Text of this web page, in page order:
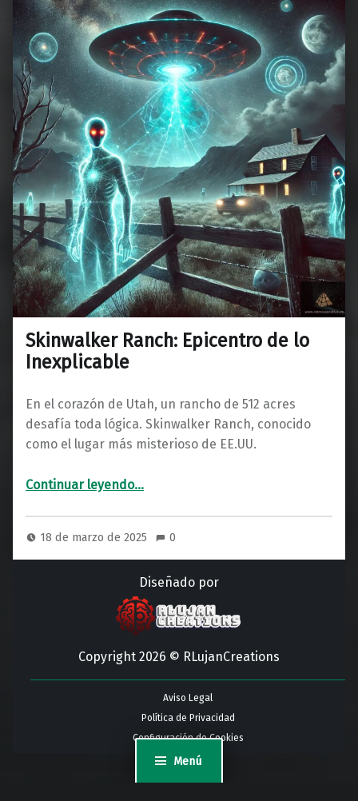
Menú
Skinwalker Ranch: Epicentro de lo
Inexplicable
En el corazón de Utah, un rancho de 512 acres
desafía toda lógica. Skinwalker Ranch, conocido
como el lugar más misterioso de EE.UU.
Continuar leyendo…
18 de marzo de 2025 0
Diseñado por
Copyright 2026 © RLujanCreations
Aviso Legal
Política de Privacidad
Configuración de Cookies